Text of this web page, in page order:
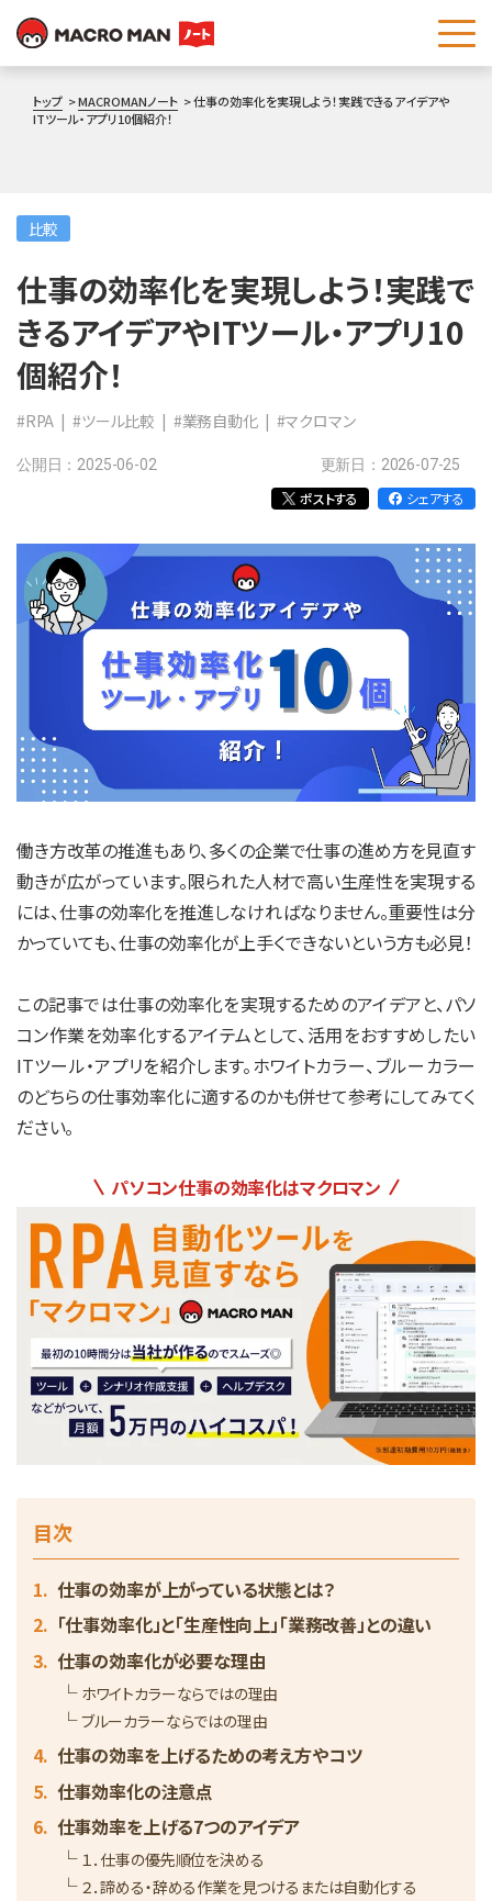
トップ MACROMANノート
仕事の効率化を実現しよう！実践できるアイデアや
ITツール・アプリ10個紹介！
比較
仕事の効率化を実現しよう！実践で
きるアイデアやITツール・アプリ10
個紹介！
#RPA #ツール比較 #業務自動化 #マクロマン
公開日：2025-06-02 更新日：2026-07-25
ポストする シェアする
働き方改革の推進もあり、多くの企業で仕事の進め方を見直す
動きが広がっています。限られた人材で高い生産性を実現する
には、仕事の効率化を推進しなければなりません。重要性は分
かっていても、仕事の効率化が上手くできないという方も必見！
この記事では仕事の効率化を実現するためのアイデアと、パソ
コン作業を効率化するアイテムとして、活用をおすすめしたい
ITツール・アプリを紹介します。ホワイトカラー、ブルーカラー
のどちらの仕事効率化に適するのかも併せて参考にしてみてく
ださい。
パソコン仕事の効率化はマクロマン
目次
仕事の効率が上がっている状態とは？
「仕事効率化」と「生産性向上」「業務改善」との違い
仕事の効率化が必要な理由
ホワイトカラーならではの理由
ブルーカラーならではの理由
仕事の効率を上げるための考え方やコツ
仕事効率化の注意点
仕事効率を上げる7つのアイデア
１．仕事の優先順位を決める
２．諦める・辞める作業を見つけるまたは自動化する